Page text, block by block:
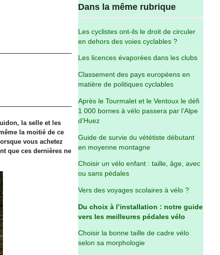
la selle et les
la moitié de ce
vous achetez
que ces dernières ne
Dans la même rubrique
Les cyclistes ont-ils le droit de circuler
en dehors des voies cyclables ?
Les licences évaporées dans les clubs
Classement des pays européens en
matière de politiques cyclables
Après le Tourmalet et le Ventoux le défi
1 000 bornes à vélo passera par l’Alpe
d’Huez
Guide de survie du vététiste débutant
en moyenne montagne
Choisir un vélo enfant : taille, âge, avec
ou sans pédales
Vers des voyages scolaires à vélo ?
Du choix à l’installation : notre guide
vers les meilleures pédales vélo
Choisir la bonne taille de cadre vélo
selon sa morphologie